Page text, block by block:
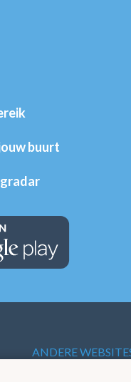
buurt
ANDERE